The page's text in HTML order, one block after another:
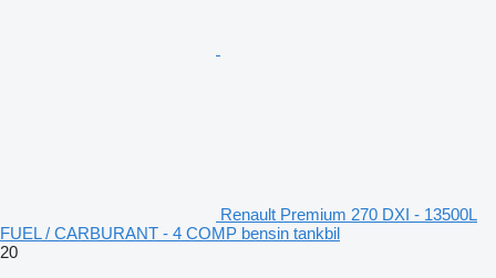
Renault Premium 270 DXI - 13500L
FUEL / CARBURANT - 4 COMP bensin tankbil
20